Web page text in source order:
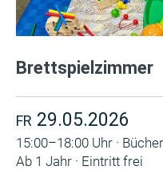
Brettspielzimmer
FR 29.05.2026
15:00–18:00 Uhr ·
Ab 1 Jahr · Eintritt frei